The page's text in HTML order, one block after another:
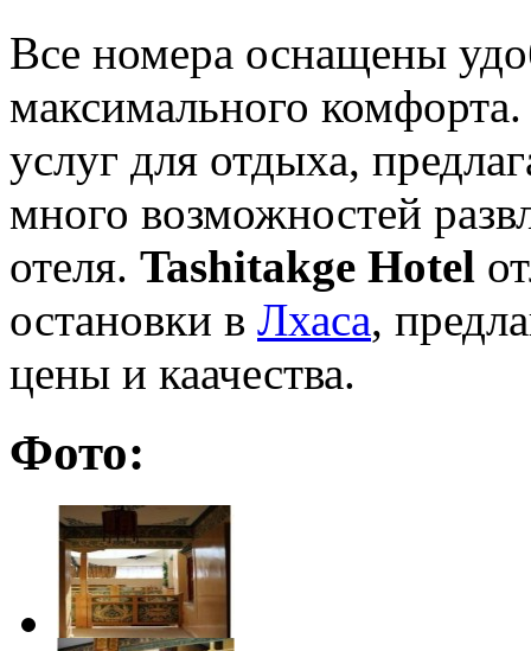
Все номера оснащены
максимального
услуг для отдыха,
много возможностей
отеля. Tashitakge Hotel
остановки в Лхаса,
цены и каачества.
Фото: